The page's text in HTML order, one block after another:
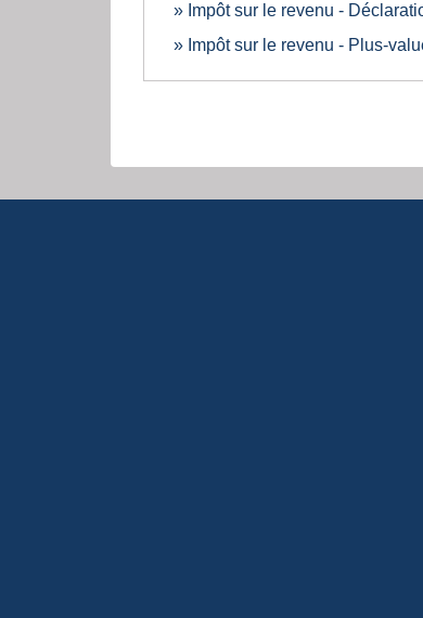
Impôt sur le revenu -
Impôt sur le revenu - Plus-